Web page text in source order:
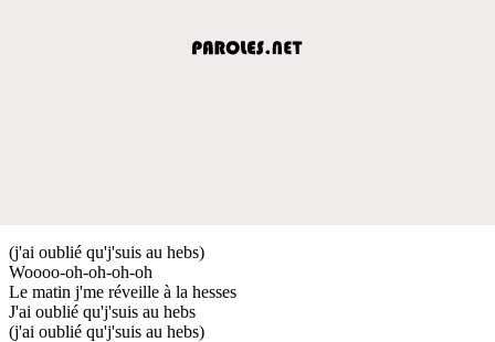
(j'ai oublié qu'j'suis au hebs)
Woooo-oh-oh-oh-oh
Le matin j'me réveille à la hesses
J'ai oublié qu'j'suis au hebs
(j'ai oublié qu'j'suis au hebs)